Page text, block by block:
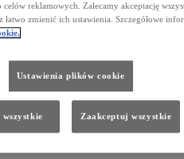
celów reklamowych. Zalecamy akceptację
łatwo zmienić ich ustawienia. Szczegółowe
Ustawienia plików cookie
Zaakceptuj wszystkie